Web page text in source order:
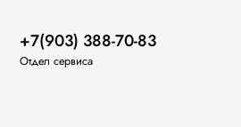
+7(903) 388-70-83
Отдел сервиса